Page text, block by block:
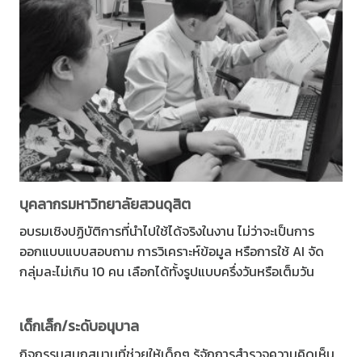
บุคลากรมหาวิทยาลัยสวนดุสิต
อบรมเชิงปฏิบัติการที่นำไปใช้ได้จริงในงาน ไม่ว่าจะเป็นการ
ออกแบบแบบสอบถาม การวิเคราะห์ข้อมูล หรือการใช้ AI จัด
กลุ่มละไม่เกิน 10 คน เลือกได้ทั้งรูปแบบครึ่งวันหรือเต็มวัน
เด็กเล็ก/ระดับอนุบาล